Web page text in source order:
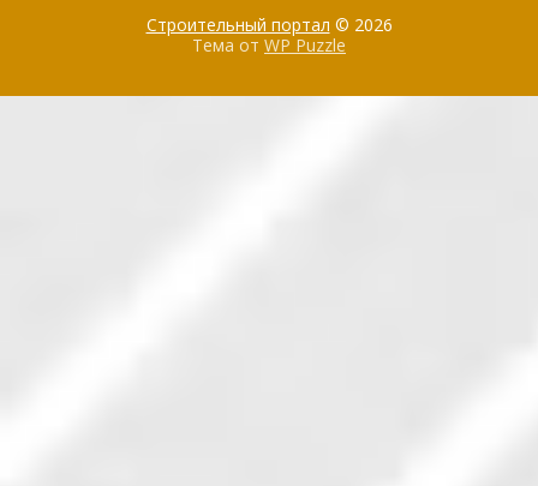
Строительный портал © 2026
Тема от WP Puzzle